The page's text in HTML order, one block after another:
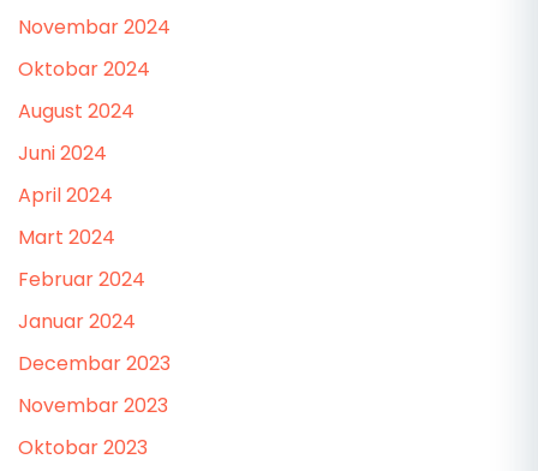
Novembar 2024
Oktobar 2024
August 2024
Juni 2024
April 2024
Mart 2024
Februar 2024
Januar 2024
Decembar 2023
Novembar 2023
Oktobar 2023